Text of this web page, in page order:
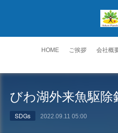
HOME ご挨拶
生保取扱商品 ご契約者の
勧誘方針・個人情報保護方針 交通アク
びわ湖外来魚駆除
SDGs 2022.09.11 05:00